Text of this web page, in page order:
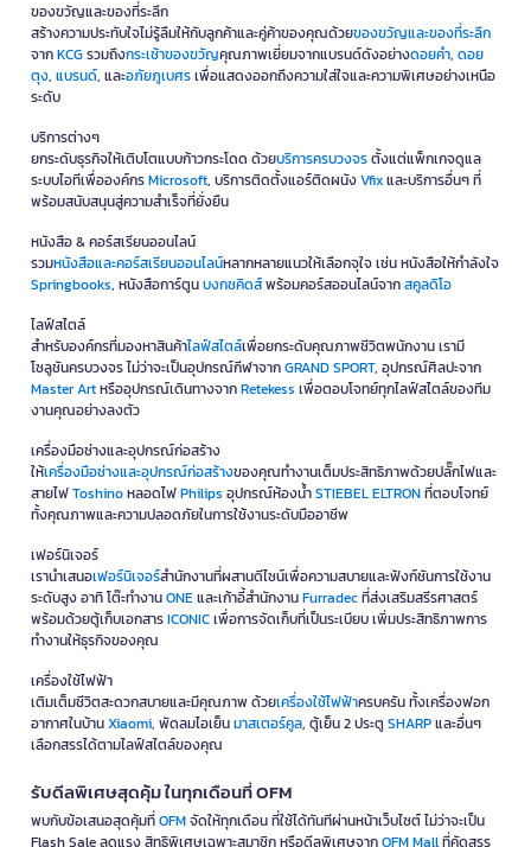
ของขวัญและของที่ระลึก
สร้างความประทับใจไม่รู้ลืมให้กับลูกค้าและคู่ค้าของคุณด้วยของขวัญและของที่ระลึก
จากKCGรวมถึงกระเช้าของขวัญคุณภาพเยี่ยมจากแบรนด์ดังอย่างดอยคำ, ดอย
ตุง, แบรนด์, และอภัยภูเบศรเพื่อแสดงออกถึงความใส่ใจและความพิเศษอย่างเหนือ
ระดับ
บริการต่างๆ
ยกระดับธุรกิจให้เติบโตแบบก้าวกระโดด ด้วยบริการครบวงจรตั้งแต่แพ็กเกจดูแล
ระบบไอทีเพื่อองค์กรMicrosoft, บริการติดตั้งแอร์ติดผนังVfixและบริการอื่นๆ ที่
พร้อมสนับสนุนสู่ความสำเร็จที่ยั่งยืน
หนังสือ & คอร์สเรียนออนไลน์
รวมหนังสือและคอร์สเรียนออนไลน์หลากหลายแนวให้เลือกจุใจ เช่น หนังสือให้กำลังใจ
Springbooks, หนังสือการ์ตูนบงกชคิดส์พร้อมคอร์สออนไลน์จากสคูลดิโอ
ไลฟ์สไตล์
สำหรับองค์กรที่มองหาสินค้าไลฟ์สไตล์เพื่อยกระดับคุณภาพชีวิตพนักงาน เรามี
โซลูชันครบวงจร ไม่ว่าจะเป็นอุปกรณ์กีฬาจากGRAND SPORT, อุปกรณ์ศิลปะจาก
Master Artหรืออุปกรณ์เดินทางจากRetekess เพื่อตอบโจทย์ทุกไลฟ์สไตล์ของทีม
งานคุณอย่างลงตัว
เครื่องมือช่างและอุปกรณ์ก่อสร้าง
ให้เครื่องมือช่างและอุปกรณ์ก่อสร้างของคุณทำงานเต็มประสิทธิภาพด้วยปลั๊กไฟและ
สายไฟToshinoหลอดไฟPhilips อุปกรณ์ห้องน้ำSTIEBEL ELTRONที่ตอบโจทย์
ทั้งคุณภาพและความปลอดภัยในการใช้งานระดับมืออาชีพ
เฟอร์นิเจอร์
เรานำเสนอเฟอร์นิเจอร์สำนักงานที่ผสานดีไซน์เพื่อความสบายและฟังก์ชันการใช้งาน
ระดับสูง อาทิ โต๊ะทำงานONEและเก้าอี้สำนักงานFurradecที่ส่งเสริมสรีรศาสตร์
พร้อมด้วยตู้เก็บเอกสารICONICเพื่อการจัดเก็บที่เป็นระเบียบ เพิ่มประสิทธิภาพการ
ทำงานให้ธุรกิจของคุณ
เครื่องใช้ไฟฟ้า
เติมเต็มชีวิตสะดวกสบายและมีคุณภาพ ด้วยเครื่องใช้ไฟฟ้าครบครัน ทั้งเครื่องฟอก
อากาศในบ้านXiaomi, พัดลมไอเย็นมาสเตอร์คูล, ตู้เย็น 2 ประตูSHARPและอื่นๆ
เลือกสรรได้ตามไลฟ์สไตล์ของคุณ
รับดีลพิเศษสุดคุ้ม ในทุกเดือนที่ OFM
พบกับข้อเสนอสุดคุ้มที่OFMจัดให้ทุกเดือน ที่ใช้ได้ทันทีผ่านหน้าเว็บไซต์ ไม่ว่าจะเป็น
Flash Sale ลดแรง สิทธิพิเศษเฉพาะสมาชิก หรือดีลพิเศษจากOFM Mallที่คัดสรร